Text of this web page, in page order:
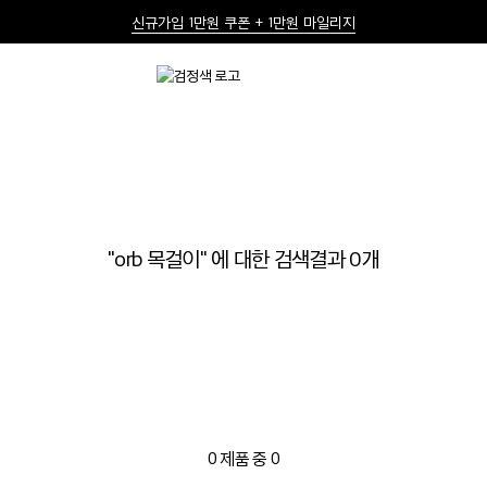
신규가입 1만원 쿠폰 + 1만원 마일리지
선물 포장재 제공 서비스
"orb 목걸이" 에 대한 검색결과0개
0제품 중 0